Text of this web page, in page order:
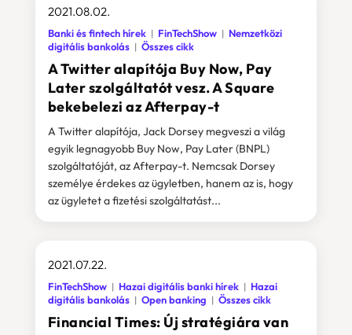
A Twitter alapítója Buy Now, Pay
Later szolgáltatót vesz. A Square
bekebelezi az Afterpay-t
2021.08.02.
Banki és fintech hírek FinTechShow
Nemzetközi
digitális bankolás
Összes cikk
A Twitter alapítója, Jack Dorsey megveszi a világ
egyik legnagyobb Buy Now, Pay Later (BNPL)
szolgáltatóját, az Afterpay-t. Nemcsak Dorsey
személye érdekes az ügyletben, hanem az is, hogy
az ügyletet a fizetési szolgáltatást...
Financial Times: Új stratégiára van
2021.07.22.
FinTechShow Hazai digitális banki hírek
Hazai
digitális bankolás
Open banking Összes cikk